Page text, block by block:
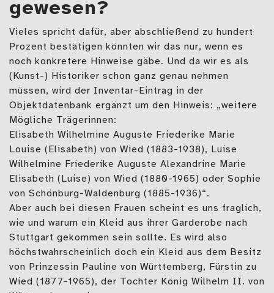
gewesen?
Vieles spricht dafür, aber abschließend zu hundert
Prozent bestätigen könnten wir das nur, wenn es
noch konkretere Hinweise gäbe. Und da wir es als
(Kunst-) Historiker schon ganz genau nehmen
müssen, wird der Inventar-Eintrag in der
Objektdatenbank ergänzt um den Hinweis: „weitere
Mögliche Trägerinnen:
Elisabeth Wilhelmine Auguste Friederike Marie
Louise (Elisabeth) von Wied (1883-1938), Luise
Wilhelmine Friederike Auguste Alexandrine Marie
Elisabeth (Luise) von Wied (1880-1965) oder Sophie
von Schönburg-Waldenburg (1885-1936)“.
Aber auch bei diesen Frauen scheint es uns fraglich,
wie und warum ein Kleid aus ihrer Garderobe nach
Stuttgart gekommen sein sollte. Es wird also
höchstwahrscheinlich doch ein Kleid aus dem Besitz
von Prinzessin Pauline von Württemberg, Fürstin zu
Wied (1877–1965), der Tochter König Wilhelm II. von